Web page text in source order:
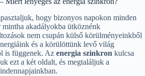
hogy bizonyos napokon minden
akadályokba ütköznénk
nem csupán külső körülményeinkből
és a körülöttünk levő világ
is függenek. Az energia szinkron kulcsa
ezt a két oldalt, és megtaláljuk a